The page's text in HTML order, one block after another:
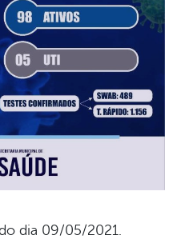
dia 09/05/2021.